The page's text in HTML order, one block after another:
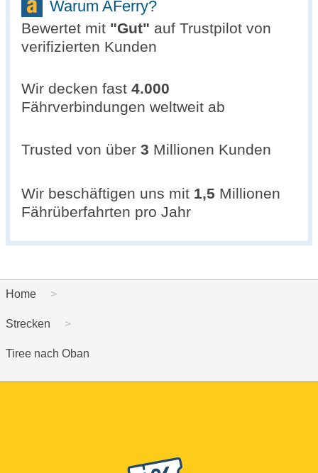
Warum AFerry?
Bewertet mit "Gut" auf Trustpilot von
verifizierten Kunden
Wir decken fast 4.000
Fährverbindungen weltweit ab
Trusted von über 3 Millionen Kunden
Wir beschäftigen uns mit 1,5 Millionen
Fährüberfahrten pro Jahr
Home
Strecken
Tiree nach Oban